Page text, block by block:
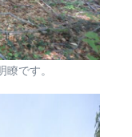
です。